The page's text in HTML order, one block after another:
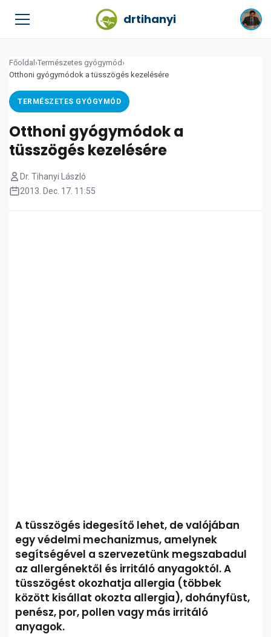
drtihanyi
Főoldal ›Természetes gyógymód ›
Otthoni gyógymódok a tüsszögés kezelésére
TERMÉSZETES GYÓGYMÓD
Otthoni gyógymódok a
tüsszögés kezelésére
Dr. Tihanyi László
2013. Dec. 17. 11:55
A tüsszögés idegesítő lehet, de valójában
egy védelmi mechanizmus, amelynek
segítségével a szervezetünk megszabadul
az allergénektől és irritáló anyagoktól. A
tüsszögést okozhatja allergia (többek
között kisállat okozta allergia), dohányfüst,
penész, por, pollen vagy más irritáló
anyagok.